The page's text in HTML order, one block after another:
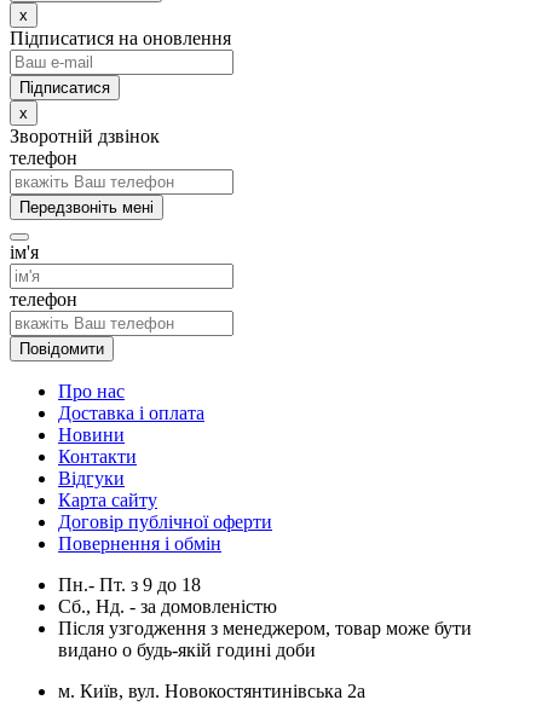
x
Підписатися на оновлення
x
Зворотній дзвінок
телефон
Передзвоніть мені
ім'я
телефон
Повідомити
Про нас
Доставка і оплата
Новини
Контакти
Відгуки
Карта сайту
Договір публічної оферти
Повернення і обмін
Пн.- Пт. з 9 до 18
Сб., Нд. - за домовленістю
Після узгодження з менеджером, товар може бути
видано о будь-якій годині доби
м. Київ, вул. Новокостянтинівська 2а